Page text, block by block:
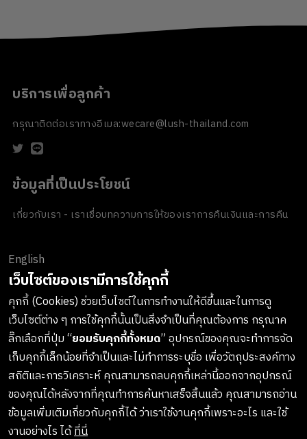
บริการเพื่อลูกค้า
กรุณาติดต่อเราทางอีเมล:wecare@lush-thailand.com
ข้อมูลที่เป็นประโยชน์
เกี่ยวกับเรา - เราเชื่อบทความการให้ของเราการคืนเงินและการคืน
ช่องทางการชำระเงิน
ลงทะเบียนรับข่าวสารจาก LUSH
เกาะติดทุกการอัพเดทสินค้าใหม่ๆ กิจกรรมต่างๆและอื่นๆอีกมากมาย
ทางบริษัทจะไม่เปิดเผยหรือเผยแพร่ข้อมูลส่วนตัวของคุณให้แก่
บุคคลที่สาม และคุณสามารถกดยกเลิกรับข่าวสารได้ทุกเมื่อ
English
เว็บไซต์ของเรามีการใช้คุกกี้
คุกกี้ (Cookies) ช่วยเว็บไซต์ในการทำงานให้ดีขึ้นและในการดู
เว็บไซต์ต่าง ๆ การใช้คุกกี้นั้นเป็นสิ่งจำเป็นที่คุณต้องการ กรุณาค
ลิ๊กเลือกที่ปุ่ม “ยอมรับคุกกี้ทั้งหมด” อุปกรณ์ของคุณจะทำการจัด
เก็บคุกกี้เล็กน้อยที่จำเป็นและไม่ทำการระบุชื่อ เพื่อวัตถุประสงค์ทาง
สถิติและการวิเคราะห์ คุณสามารถลบคุกกี้เหล่านี้ออกจากอุปกรณ์
ของคุณได้หลังจากที่คุณทำการค้นหาเสร็จสิ้นแล้ว คุณสามารถอ่าน
ข้อมูลเพิ่มเติมเกี่ยวกับคุกกี้ได้ ว่าเราใช้งานคุกกี้เพราะอะไร และใช้
งานอย่างไร ได้ที่นี่